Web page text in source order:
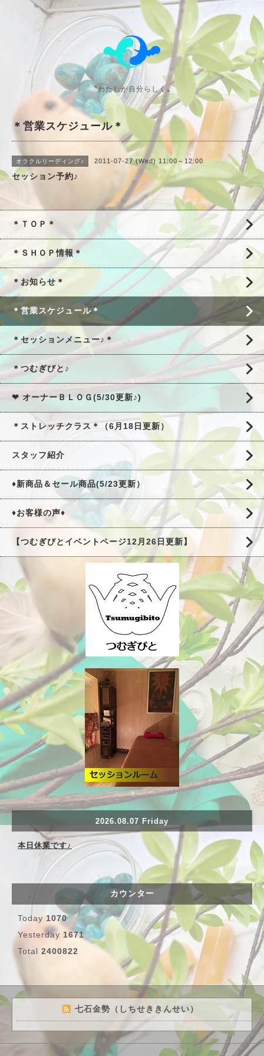
〝わたしが自分らしく〟
＊営業スケジュール＊
オラクルリーディング♪ 2011-07-27 (Wed) 11:00～12:00
セッション予約♪
＊ＴＯＰ＊
＊ＳＨＯＰ情報＊
＊お知らせ＊
＊営業スケジュール＊
＊セッションメニュー♪＊
＊つむぎびと♪
❤ オーナーＢＬＯＧ(5/30更新♪)
＊ストレッチクラス＊（6月18日更新）
スタッフ紹介
♦新商品＆セール商品(5/23更新）
♦お客様の声♦
【つむぎびとイベントページ12月26日更新】
2026.08.07 Friday
本日休業です♪
カウンター
Today 1070
Yesterday 1671
Total 2400822
七石金勢（しちせききんせい）